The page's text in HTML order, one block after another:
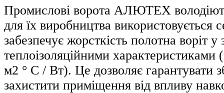
Промислові ворота АЛЮТЕХ
для їх виробництва
забезпечує жорсткість полотна воріт у
теплоізоляційними характеристиками
м2 ° C / Bт). Це дозволяє гарантувати
захистити приміщення від впливу